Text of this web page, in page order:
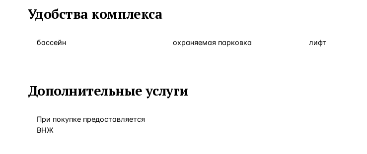
Удобства комплекса
бассейн охраняемая парковка лифт
Дополнительные услуги
При покупке предоставляется
ВНЖ